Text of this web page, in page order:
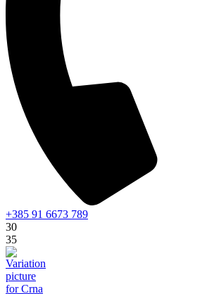
+385 91 6673 789
30
35